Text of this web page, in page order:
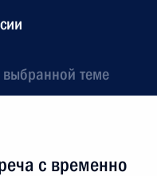
теме
с временно